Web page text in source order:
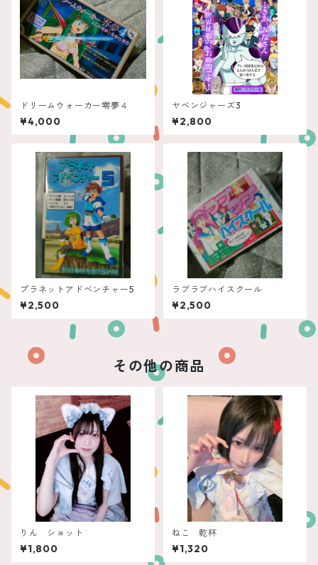
ドリームウォーカー零夢４
¥4,000
ヤベンジャーズ3
¥2,800
プラネットアドベンチャー5
¥2,500
ラブラブハイスクール
¥2,500
その他の商品
りん ショット
¥1,800
ねこ 乾杯
¥1,320